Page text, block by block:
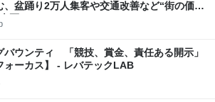
、盆踊り2万人集客や交通改善など“街の価値
区
バウンティ 「競技、賞金、責任ある開示」
ォーカス】 - レバテックLAB